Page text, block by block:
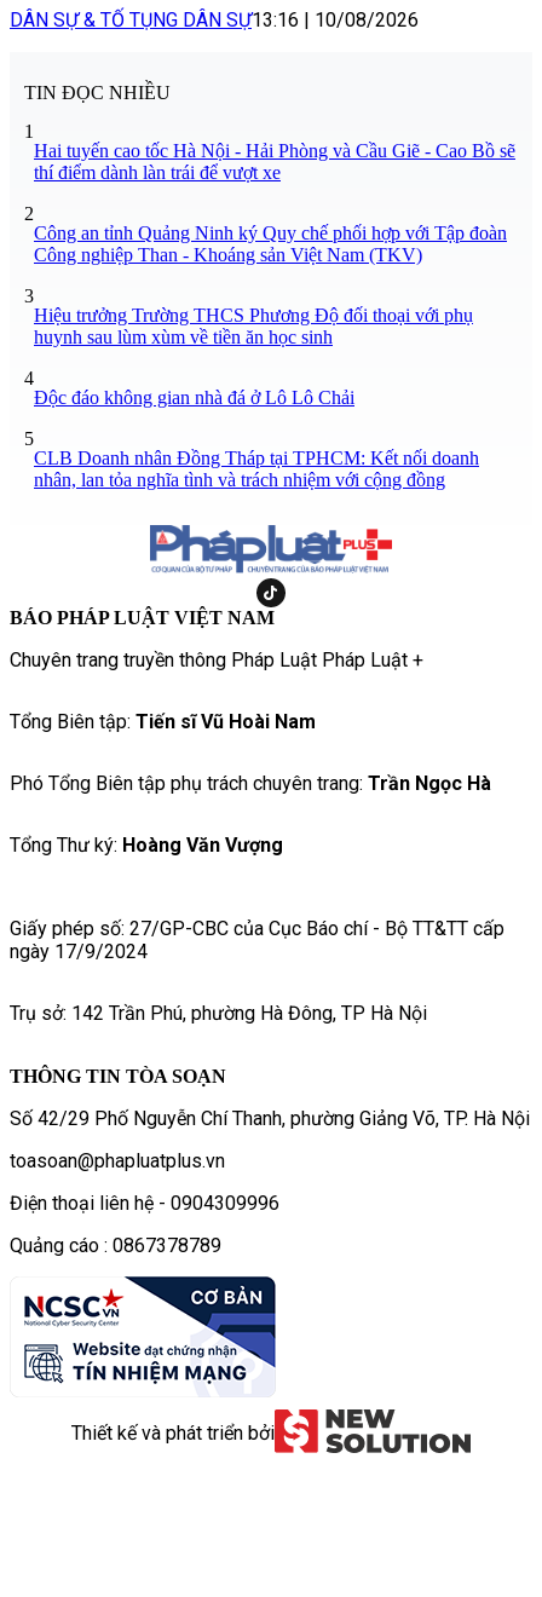
DÂN SỰ & TỐ TỤNG DÂN SỰ13:16 | 10/08/2026
TIN ĐỌC NHIỀU
1
Hai tuyến cao tốc Hà Nội - Hải Phòng và Cầu Giẽ - Cao Bồ sẽ
thí điểm dành làn trái để vượt xe
2
Công an tỉnh Quảng Ninh ký Quy chế phối hợp với Tập đoàn
Công nghiệp Than - Khoáng sản Việt Nam (TKV)
3
Hiệu trưởng Trường THCS Phương Độ đối thoại với phụ
huynh sau lùm xùm về tiền ăn học sinh
4
Độc đáo không gian nhà đá ở Lô Lô Chải
5
CLB Doanh nhân Đồng Tháp tại TPHCM: Kết nối doanh
nhân, lan tỏa nghĩa tình và trách nhiệm với cộng đồng
BÁO PHÁP LUẬT VIỆT NAM
Chuyên trang truyền thông Pháp Luật Pháp Luật +
Tổng Biên tập: Tiến sĩ Vũ Hoài Nam
Phó Tổng Biên tập phụ trách chuyên trang: Trần Ngọc Hà
Tổng Thư ký: Hoàng Văn Vượng
Giấy phép số: 27/GP-CBC của Cục Báo chí - Bộ TT&TT cấp
ngày 17/9/2024
Trụ sở: 142 Trần Phú, phường Hà Đông, TP Hà Nội
THÔNG TIN TÒA SOẠN
Số 42/29 Phố Nguyễn Chí Thanh, phường Giảng Võ, TP. Hà Nội
toasoan@phapluatplus.vn
Điện thoại liên hệ - 0904309996
Quảng cáo : 0867378789
Thiết kế và phát triển bởi